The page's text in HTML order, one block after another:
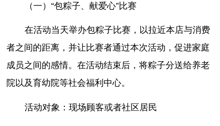
（一）“包粽子、献爱心”比赛
在活动当天举办包粽子比赛，以拉近本店与消费
者之间的距离，并让比赛者通过本次活动，促进家庭
成员之间的感情。在活动结束后，将粽子分送给养老
院以及育幼院等社会福利中心。
活动对象：现场顾客或者社区居民